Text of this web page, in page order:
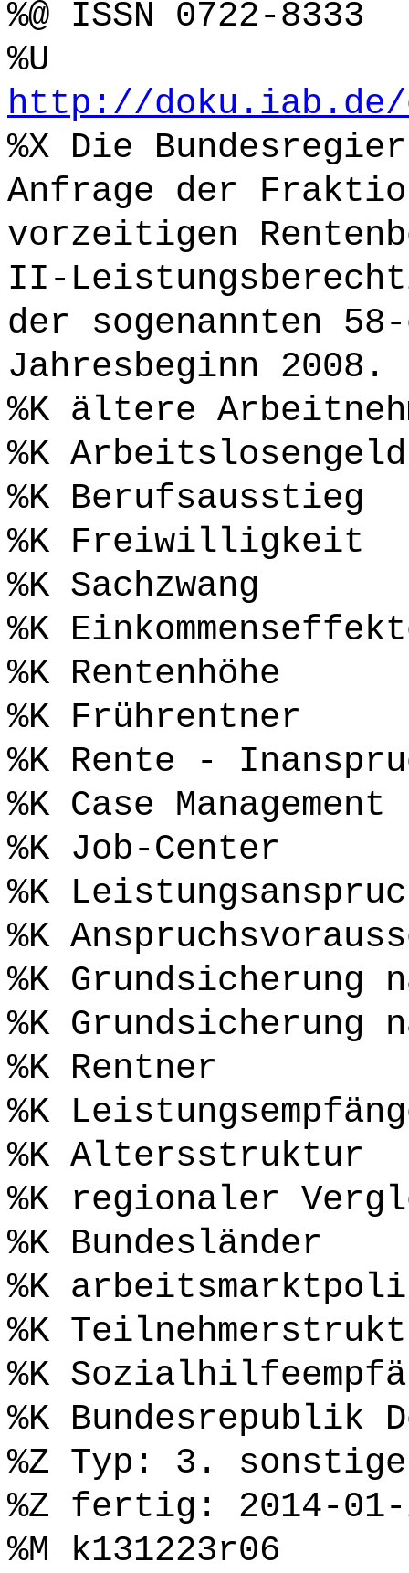
%@ ISSN 0722-8333
%U
http://doku.iab.de/
%X Die
Anfrage der
vorzeitigen
II-
der sogenannten
Jahresbeginn 2008.
%K ältere
%K
%K Berufsausstieg
%K Freiwilligkeit
%K Sachzwang
%K
%K Rentenhöhe
%K Frührentner
%K Rente -
%K Case Management
%K Job-Center
%K
%K
%K Grundsicherung
%K Grundsicherung
%K Rentner
%K
%K Altersstruktur
%K regionaler
%K Bundesländer
%K
%K
%K
%K Bundesrepublik
%Z Typ: 3.
%Z fertig: 2014-01-
%M k131223r06